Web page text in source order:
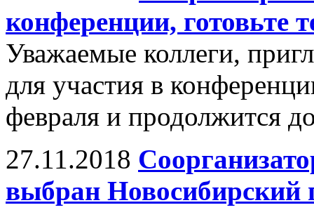
конференции, готовьте
Уважаемые коллеги,
для участия в
февраля и продолжится
27.11.2018
выбран Новосибирский